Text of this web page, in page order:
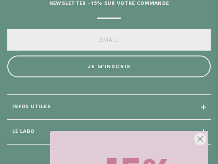
INFOS UTILES
LE LABO
NEWSLETTER -15% SUR VOTRE COMMANDE
JE M’INSCRIS